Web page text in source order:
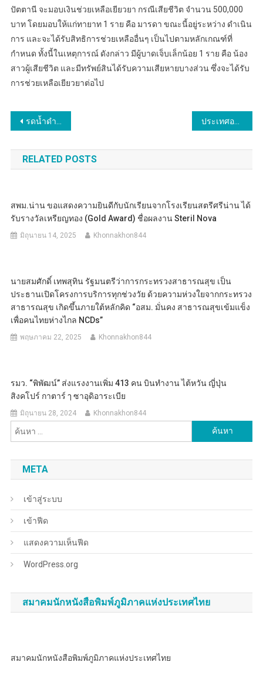
ปัตตานี จะมอบเงินช่วยเหลือเยียวยา กรณีเสียชีวิต จำนวน 500,000
บาท โดยมอบให้แก่ทายาท 1 ราย คือ มารดา ขณะนี้อยู่ระหว่าง ดำเนิน
การ และจะได้รับสิทธิการช่วยเหลืออื่นๆ เป็นไปตามหลักเกณฑ์ที่
กำหนด ทั้งนี้ในเหตุการณ์ ดังกล่าว มีผู้บาดเจ็บเล็กน้อย 1 ราย คือ น้อง
สาวผู้เสียชีวิต และมีทรัพย์สินได้รับความเสียหายบางส่วน ซึ่งจะได้รับ
การช่วยเหลือเยียวยาต่อไป
แนะแนว
เรื่อง
รดน้ำดำหัวผู้บังคับบัญชาภาค 5 ตำรวจภูธรภาค 5
RELATED POSTS
สพม.น่าน ขอแสดงความยินดีกับนักเรียนจากโรงเรียนสตรีศรีน่าน ได้
รับรางวัลเหรียญทอง (Gold Award) ชื่อผลงาน Steril Nova
มิถุนายน 14, 2025 Khonnakhon844
นายสมศักดิ์ เทพสุทิน รัฐมนตรีว่าการกระทรวงสาธารณสุข เป็น
ประธานเปิดโครงการบริการทุกช่วงวัย ด้วยความห่วงใยจากกระทรวง
สาธารณสุข เกิดขึ้นภายใต้หลักคิด “อสม. มั่นคง สาธารณสุขเข้มแข็ง
เพื่อคนไทยห่างไกล NCDs”
พฤษภาคม 22, 2025 Khonnakhon844
รมว. “พิพัฒน์” ส่งแรงงานเพิ่ม 413 คน บินทำงาน ไต้หวัน ญี่ปุ่น
สิงคโปร์ กาตาร์ ๅ ซาอุดิอาระเบีย
มิถุนายน 28, 2024 Khonnakhon844
สำหรับ:
META
เข้าสู่ระบบ
เข้าฟีด
แสดงความเห็นฟีด
WordPress.org
สมาคมนักหนังสือพิมพ์ภูมิภาคแห่งประเทศไทย
สมาคมนักหนังสือพิมพ์ภูมิภาคแห่งประเทศไทย